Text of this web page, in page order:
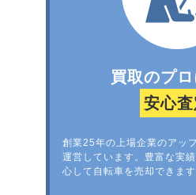
買取のプ
安心査
創業25年の上場企業のアッ
運営しています。豊富な実
心して自転車を売却できます